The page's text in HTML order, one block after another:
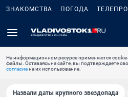
ЗНАКОМСТВА ПОГОДА
На информационном ресурсе применяются cookie-
файлы. Оставаясь на сайте, вы подтверждаете
согласиена их использование.
Назвали даты крупного звездопада